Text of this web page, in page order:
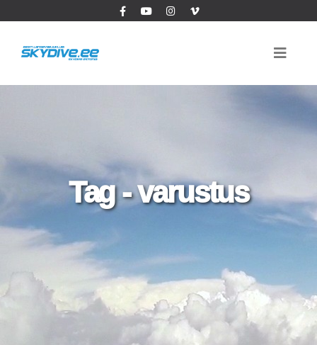
Tag - varustus